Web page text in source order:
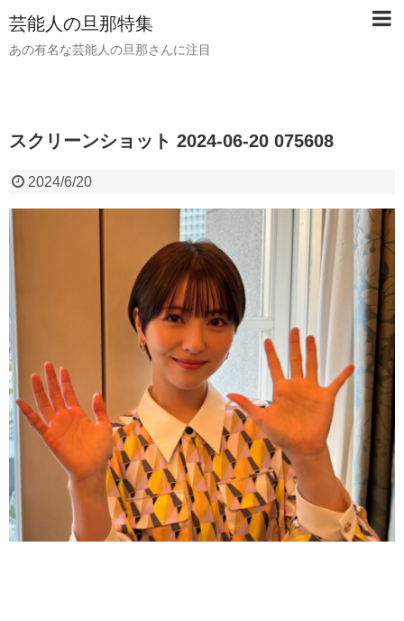
芸能人の旦那特集
あの有名な芸能人の旦那さんに注目
スクリーンショット 2024-06-20 075608
2024/6/20